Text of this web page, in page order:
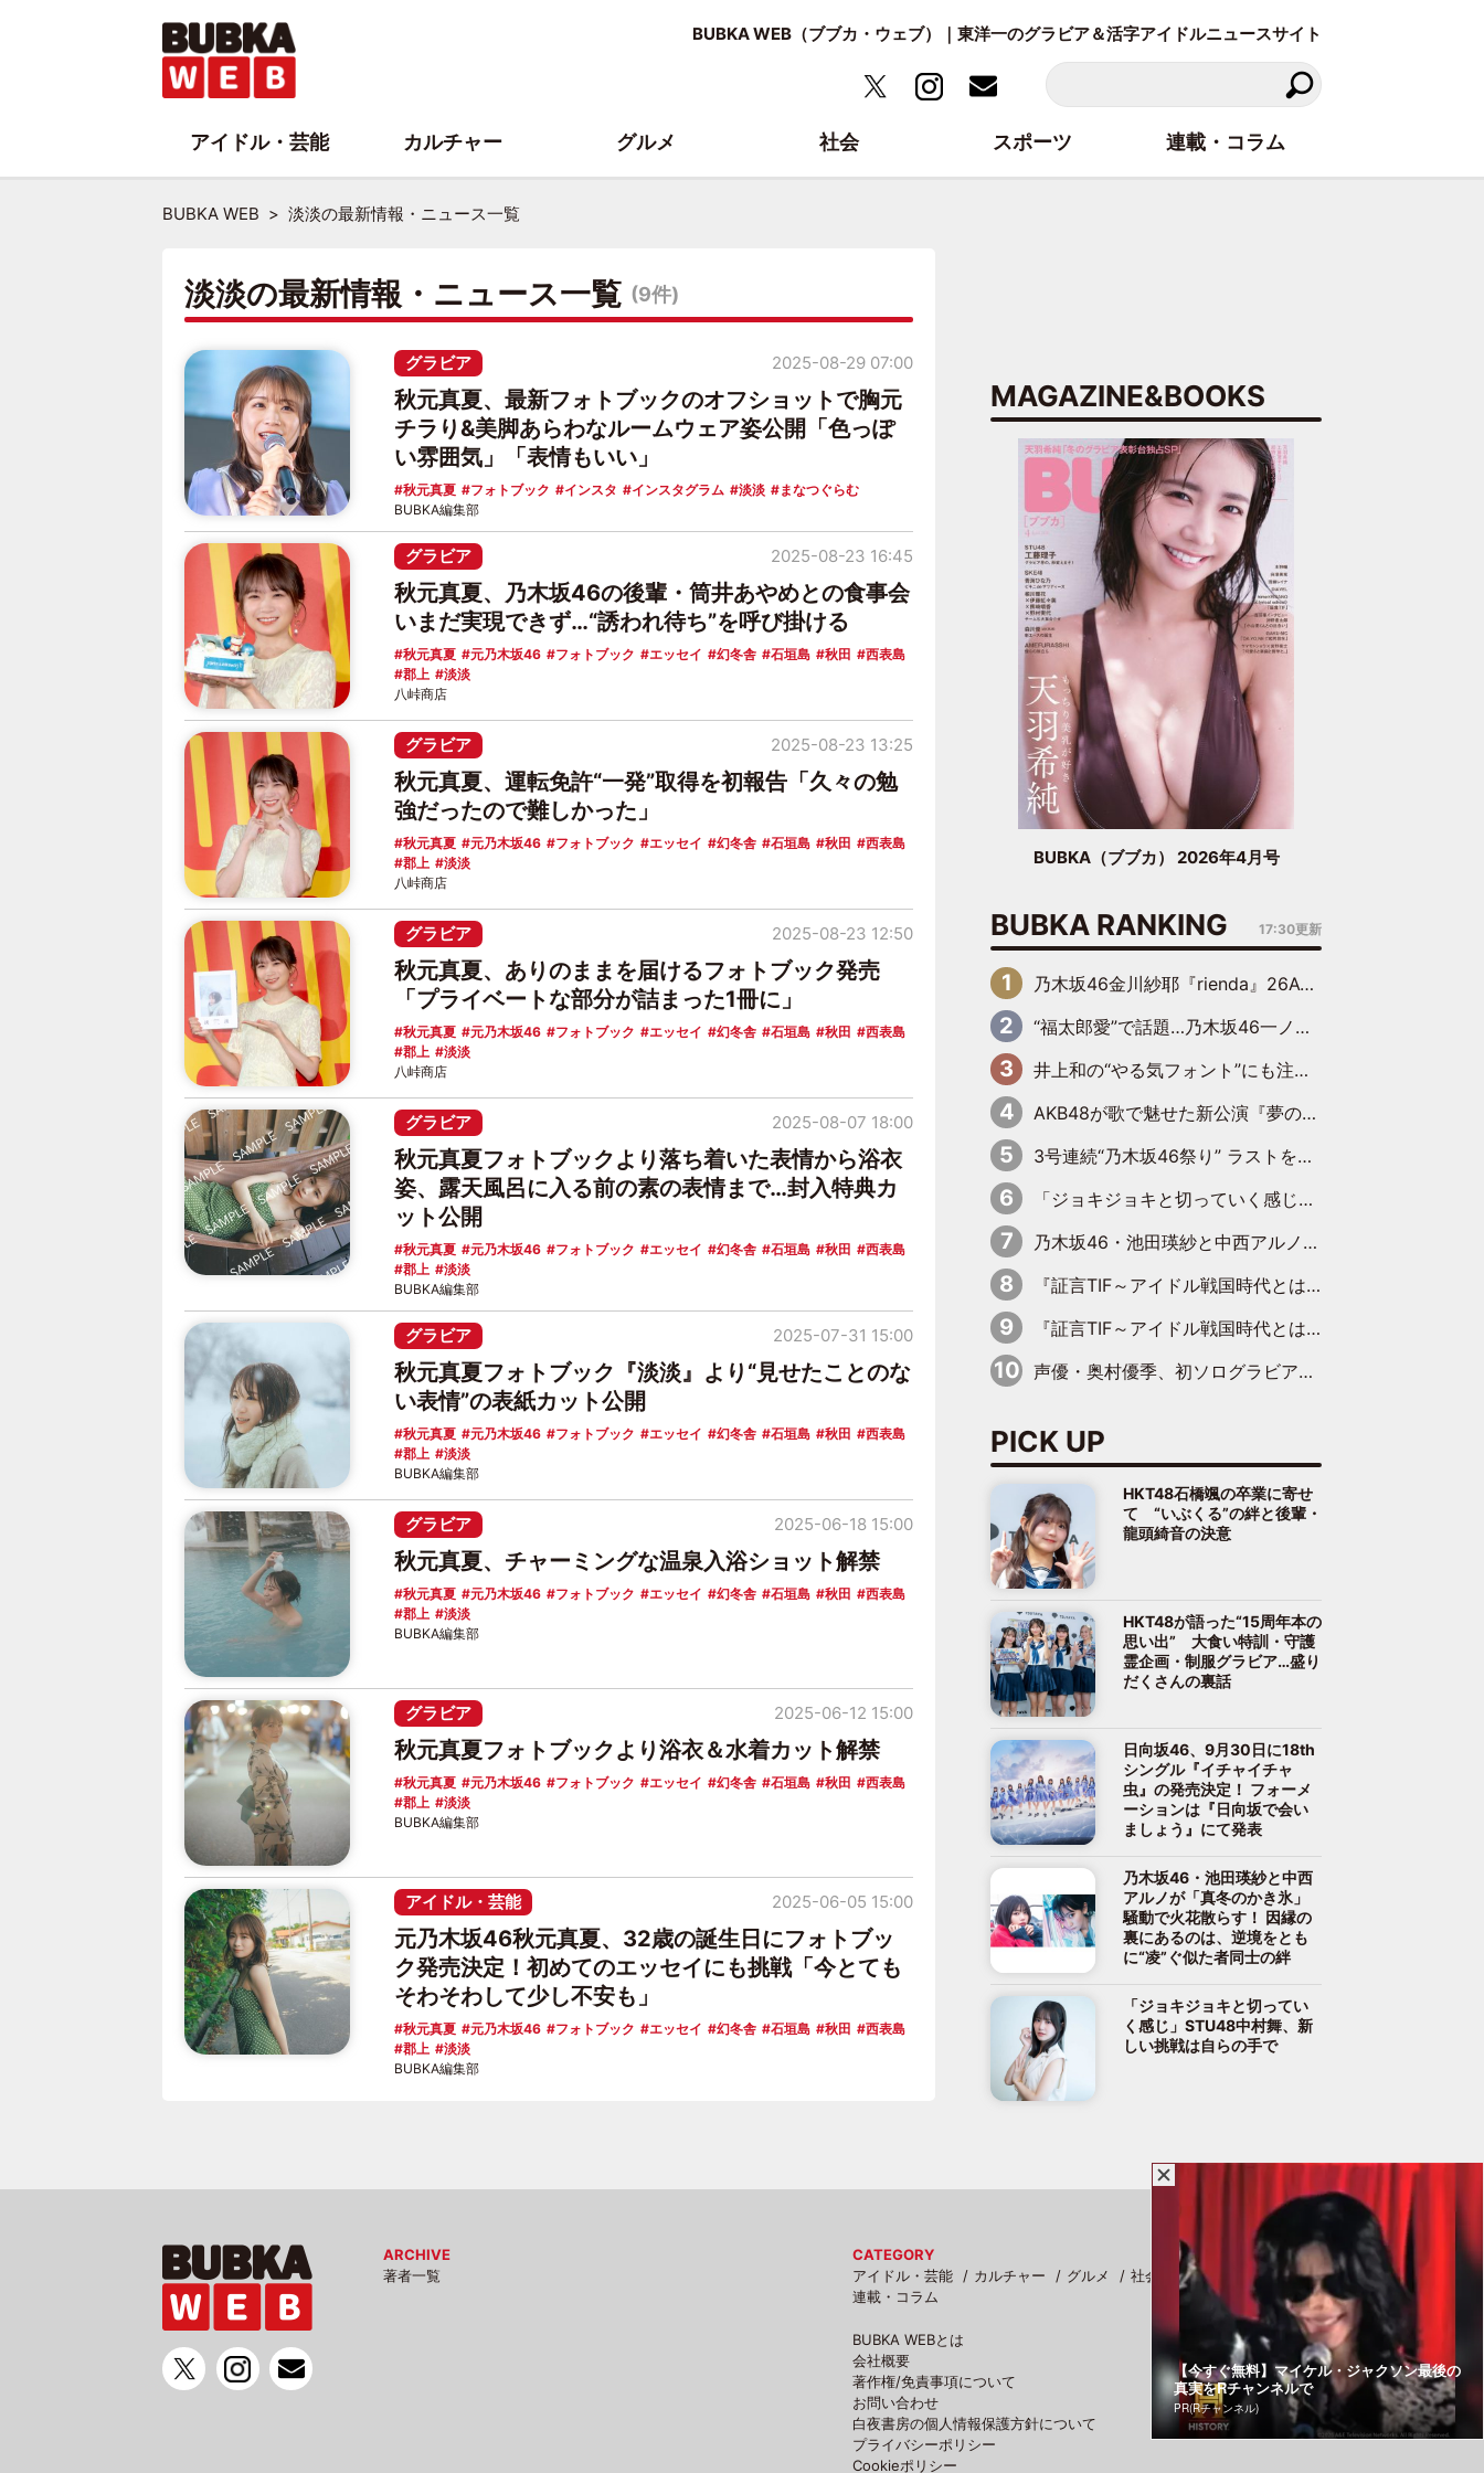
BUBKA WEB（ブブカ・ウェブ）｜東洋一のグラビア＆活字アイドルニュースサイト
BUBKA WEB 淡淡の最新情報・ニュース一覧
淡淡の最新情報・ニュース一覧 (9件)
グラビア
秋元真夏、最新フォトブックのオフショットで胸元
チラり&美脚あらわなルームウェア姿公開「色っぽ
い雰囲気」「表情もいい」
秋元真夏 フォトブック インスタ インスタグラム 淡淡 まなつぐらむ
2025-08-29 07:00
BUBKA編集部
グラビア
秋元真夏、乃木坂46の後輩・筒井あやめとの食事会
いまだ実現できず…“誘われ待ち”を呼び掛ける
秋元真夏 元乃木坂46 フォトブック エッセイ 幻冬舎 石垣島 秋田
西表島
郡上
淡淡
2025-08-23 16:45
八峠商店
グラビア
秋元真夏、運転免許“一発”取得を初報告「久々の勉
強だったので難しかった」
秋元真夏 元乃木坂46 フォトブック エッセイ 幻冬舎 石垣島 秋田
西表島
郡上
淡淡
2025-08-23 13:25
八峠商店
グラビア
秋元真夏、ありのままを届けるフォトブック発売
「プライベートな部分が詰まった1冊に」
秋元真夏 元乃木坂46 フォトブック エッセイ 幻冬舎 石垣島 秋田
西表島
郡上
淡淡
2025-08-23 12:50
八峠商店
グラビア
秋元真夏フォトブックより落ち着いた表情から浴衣
姿、露天風呂に入る前の素の表情まで…封入特典カ
ット公開
秋元真夏 元乃木坂46 フォトブック エッセイ 幻冬舎 石垣島 秋田
西表島
郡上
淡淡
2025-08-07 18:00
BUBKA編集部
グラビア
秋元真夏フォトブック『淡淡』より“見せたことのな
い表情”の表紙カット公開
秋元真夏 元乃木坂46 フォトブック エッセイ 幻冬舎 石垣島 秋田
西表島
郡上
淡淡
2025-07-31 15:00
BUBKA編集部
グラビア
秋元真夏、チャーミングな温泉入浴ショット解禁
秋元真夏 元乃木坂46 フォトブック エッセイ 幻冬舎 石垣島 秋田
西表島
郡上
淡淡
2025-06-18 15:00
BUBKA編集部
グラビア
秋元真夏フォトブックより浴衣＆水着カット解禁
秋元真夏 元乃木坂46 フォトブック エッセイ 幻冬舎 石垣島 秋田
西表島
郡上
淡淡
2025-06-12 15:00
BUBKA編集部
アイドル・芸能
元乃木坂46秋元真夏、32歳の誕生日にフォトブッ
ク発売決定！初めてのエッセイにも挑戦「今とても
そわそわして少し不安も」
秋元真夏 元乃木坂46 フォトブック エッセイ 幻冬舎 石垣島 秋田
西表島
郡上
淡淡
2025-06-05 15:00
BUBKA編集部
MAGAZINE&BOOKS
BUBKA（ブブカ） 2026年4月号
BUBKA RANKING 17:30更新
乃木坂46金川紗耶『rienda』26AW LOOKモデルに就任
“福太郎愛”で話題…乃木坂46一ノ瀬美空、地元福岡『めんべい25周年トップサポーター』に就任
井上和の“やる気フォント”にも注目 乃木坂46が挑んだ書道パフォーマンスの舞台裏
AKB48が歌で魅せた新公演『夢のポップスター』 初日から全身全霊のステージ
3号連続“乃木坂46祭り” ラストを飾るのは賀喜遥香…5年ぶりの登場に「5年分大人になった私を見ていただけたら」
「ジョキジョキと切っていく感じ」STU48中村舞、新しい挑戦は自らの手で
乃木坂46・池田瑛紗と中西アルノが「真冬のかき氷」騒動で火花散らす！ 因縁の裏にあるのは、逆境をともに“凌”ぐ似た者同士の絆
『証言TIF～アイドル戦国時代とはなんだったのか～』第11回：私立恵比寿中学・真山りか×安本彩花「TIFで10年ぶりのキョンシーメイクをしたら、場を完全に引かせてしまって。時代が変わったんだなって」
『証言TIF～アイドル戦国時代とはなんだったのか～』第6回：でんぱ組.inc・古川未鈴×相沢梨紗「『ハロプロやりたかったな』って言ったら、夢眠ねむさんに『てめえはでんぱ組．incなんだよ！』って肩パンされて(笑)」
声優・奥村優季、初ソログラビアで初ソロ表紙を飾る！ 初めて見せる表情や、声優を志したきっかけなどを語った必読のインタビューを掲載
PICK UP
HKT48石橋颯の卒業に寄せ
て “いぶくる”の絆と後輩・
龍頭綺音の決意
HKT48が語った“15周年本の
思い出” 大食い特訓・守護
霊企画・制服グラビア…盛り
だくさんの裏話
日向坂46、9月30日に18th
シングル『イチャイチャ
虫』の発売決定！ フォーメ
ーションは『日向坂で会い
ましょう』にて発表
乃木坂46・池田瑛紗と中西
アルノが「真冬のかき氷」
騒動で火花散らす！ 因縁の
裏にあるのは、逆境をとも
に“凌”ぐ似た者同士の絆
「ジョキジョキと切ってい
く感じ」STU48中村舞、新
しい挑戦は自らの手で
ARCHIVE
著者一覧
CATEGORY
アイドル・芸能
カルチャー グルメ 社会
スポーツ
連載・コラム
BUBKA WEBとは
会社概要
著作権/免責事項について
お問い合わせ
白夜書房の個人情報保護方針について
プライバシーポリシー
Cookieポリシー
アイドル・芸能 カルチャー グルメ 社会 スポーツ 連載・コラム
【今すぐ無料】マイケル・ジャクソン最後の
真実をRチャンネルで
PR(Rチャンネル)